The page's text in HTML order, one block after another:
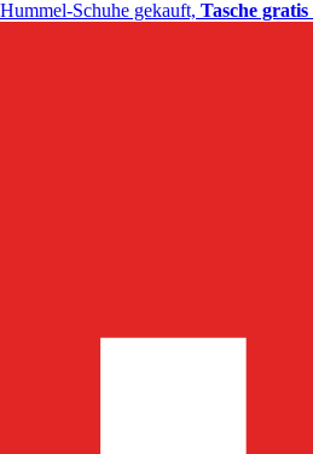
Hummel-Schuhe gekauft, Tasche gratis